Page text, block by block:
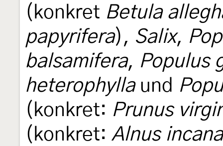
(konkret Betula
papyrifera), Salix,
balsamifera, Populus
heterophyllaund
(konkret: Prunus
(konkret: Alnus incana